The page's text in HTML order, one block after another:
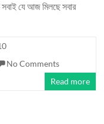
যে আজ মিলছে সবার
No Comments
Read more